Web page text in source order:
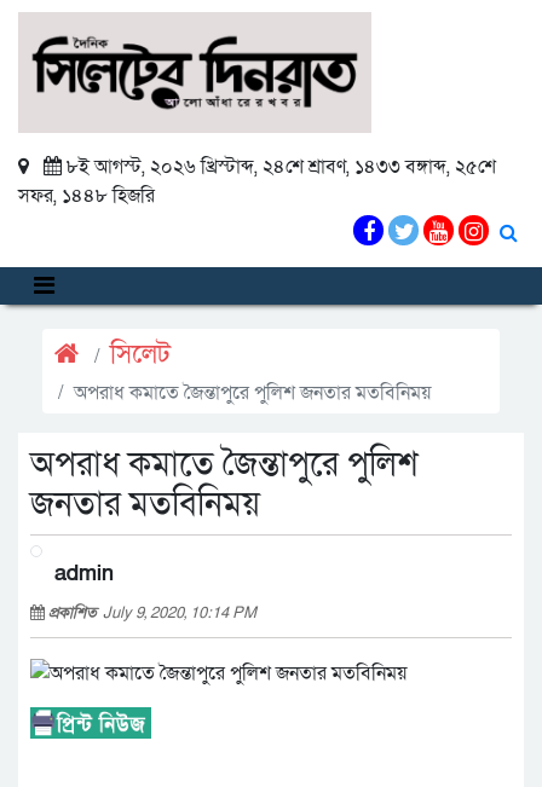
৮ই আগস্ট, ২০২৬ খ্রিস্টাব্দ, ২৪শে শ্রাবণ, ১৪৩৩ বঙ্গাব্দ, ২৫শে
সফর, ১৪৪৮ হিজরি
সিলেট
অপরাধ কমাতে জৈন্তাপুরে পুলিশ জনতার মতবিনিময়
অপরাধ কমাতে জৈন্তাপুরে পুলিশ
জনতার মতবিনিময়
admin
প্রকাশিতJuly 9, 2020, 10:14 PM